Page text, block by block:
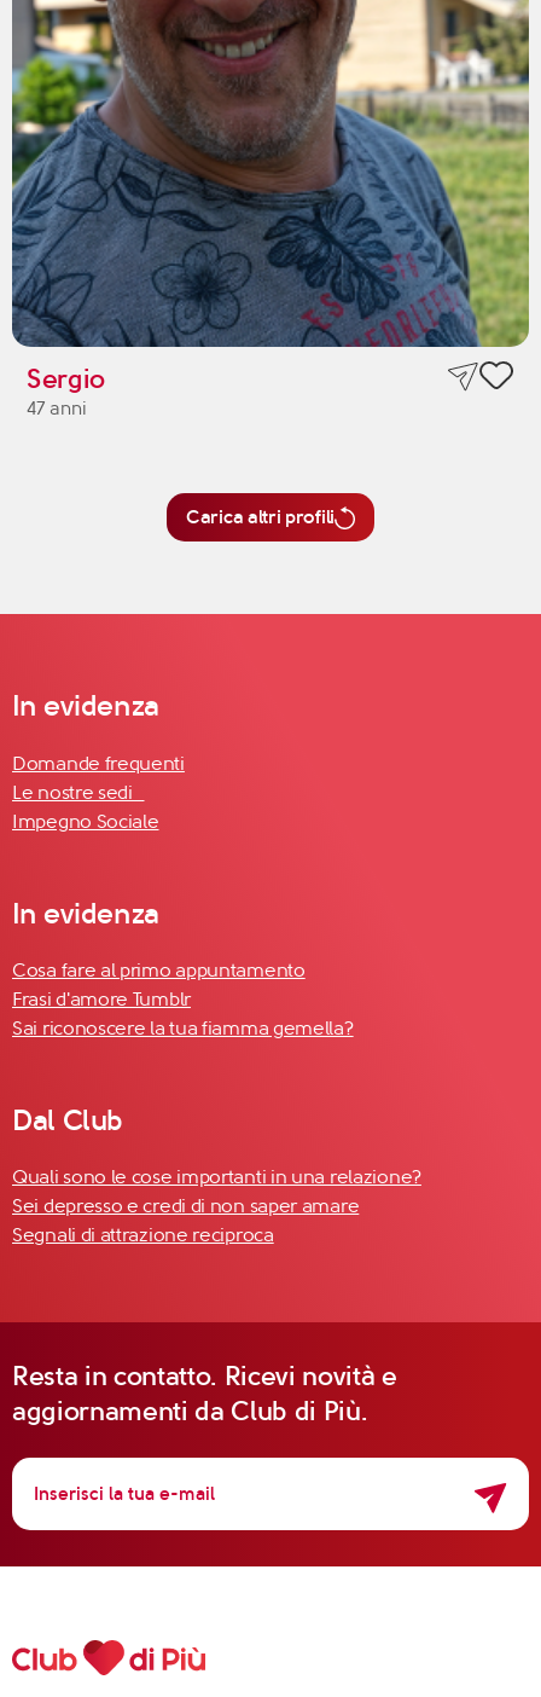
Sergio
47 anni
Carica altri profili
In evidenza
Domande frequenti
Le nostre sedi
Impegno Sociale
In evidenza
Cosa fare al primo appuntamento
Frasi d'amore Tumblr
Sai riconoscere la tua fiamma gemella?
Dal Club
Quali sono le cose importanti in una relazione?
Sei depresso e credi di non saper amare
Segnali di attrazione reciproca
Resta in contatto. Ricevi novità e
aggiornamenti da Club di Più.